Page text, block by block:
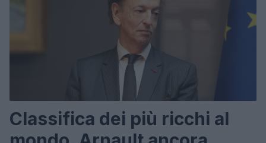
Classifica dei più ricchi al